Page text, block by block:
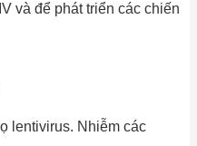
và để phát triển các chiến
lentivirus. Nhiễm các